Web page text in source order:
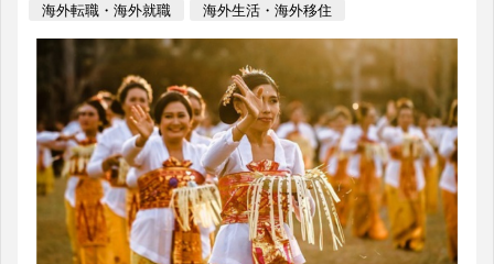
海外転職・海外就職 海外生活・海外移住